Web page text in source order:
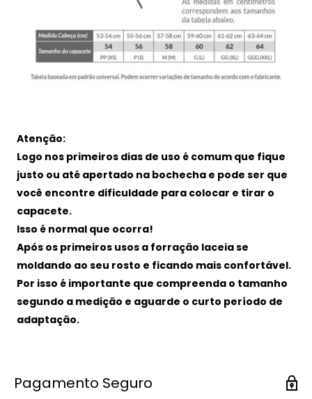
Atenção:
Logo nos primeiros dias de uso é comum que fique
justo ou até apertado na bochecha e pode ser que
você encontre dificuldade para colocar e tirar o
capacete.
Isso é normal que ocorra!
Após os primeiros usos a forração laceia se
moldando ao seu rosto e ficando mais confortável.
Por isso é importante que compreenda o tamanho
segundo a medição e aguarde o curto período de
adaptação.
Pagamento Seguro